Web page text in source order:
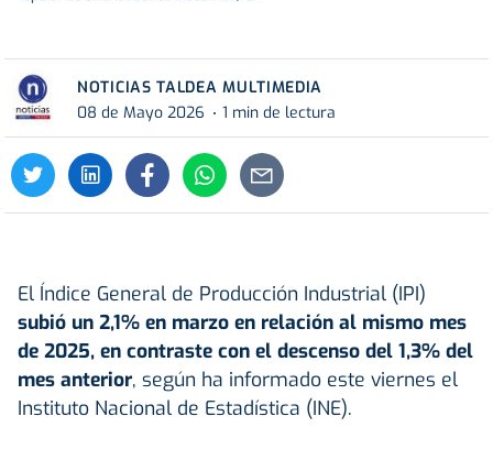
NOTICIAS TALDEA MULTIMEDIA
08 de Mayo 2026
1 min de lectura
El Índice General de Producción Industrial (IPI)
subió un 2,1% en marzo en relación al mismo mes
de 2025, en contraste con el descenso del 1,3% del
mes anterior, según ha informado este viernes el
Instituto Nacional de Estadística (INE).